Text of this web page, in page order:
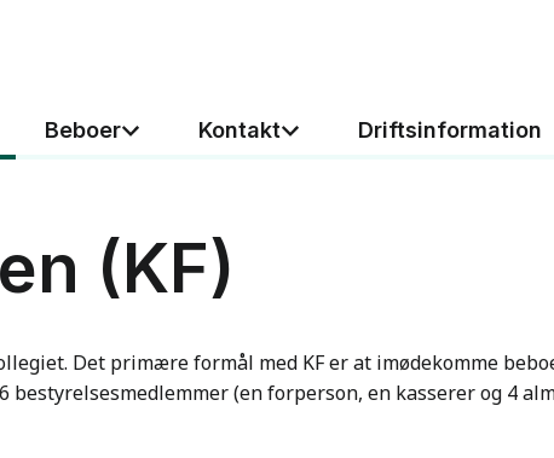
Beboer Kontakt Driftsinformation
(KF)
Det primære formål med KF er at imødekomme
(en forperson, en kasserer og 4